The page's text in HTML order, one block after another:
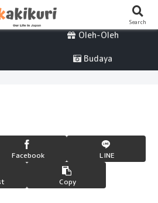
Oleh-Oleh
Budaya
Facebook LINE
Copy
Search